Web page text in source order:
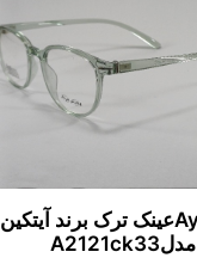
Aytakinعینک ترک برند آیتکین
مدلA2121ck33